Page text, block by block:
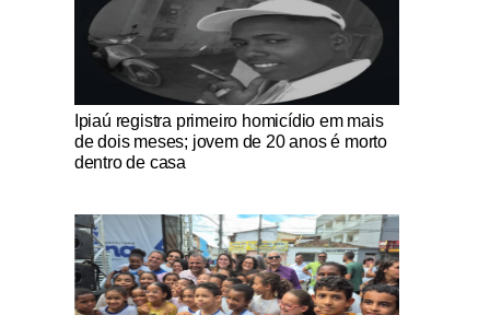
Notícias Católicas
Ipiaú registra primeiro homicídio em mais
de dois meses; jovem de 20 anos é morto
dentro de casa